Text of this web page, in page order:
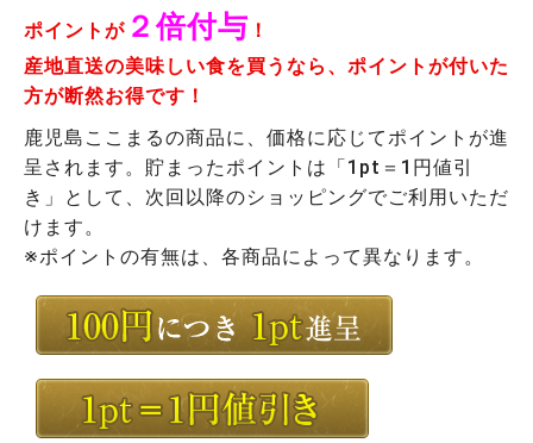
ポイントが ２倍付与 ！
産地直送の美味しい食を買うなら、ポイントが付いた
方が断然お得です！
鹿児島ここまるの商品に、価格に応じてポイントが進
呈されます。貯まったポイントは「1pt＝1円値引
き」として、次回以降のショッピングでご利用いただ
けます。
※ポイントの有無は、各商品によって異なります。